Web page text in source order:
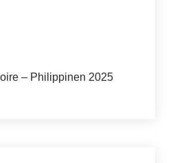
– Philippinen 2025